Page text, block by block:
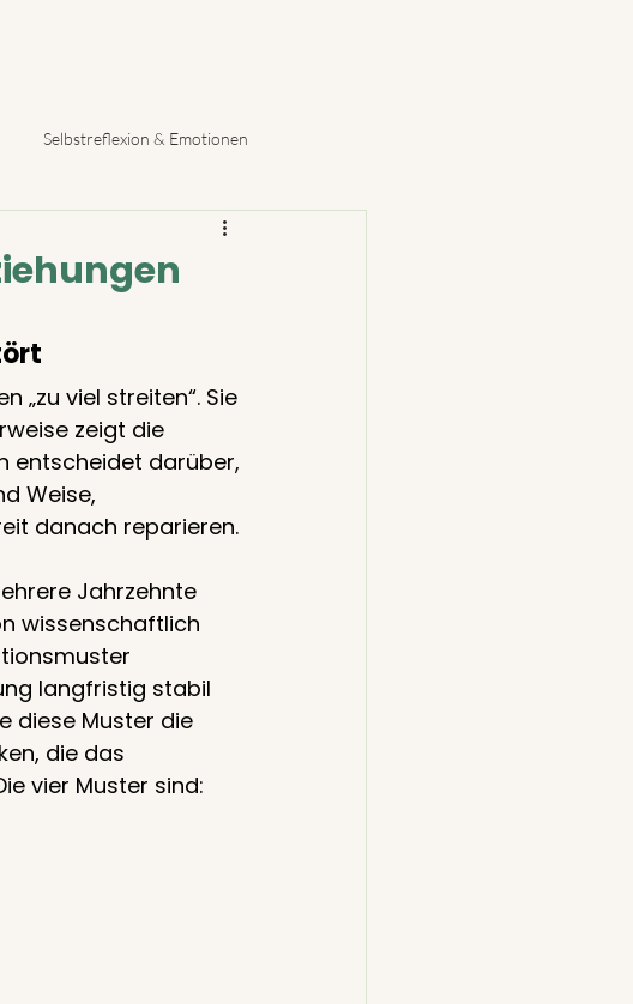
Selbstreflexion & Emotionen
„zu viel streiten“. Sie
zeigt die
entscheidet darüber,
Weise,
danach reparieren.
Jahrzehnte
wissenschaftlich
langfristig stabil
diese Muster die
die das
vier Muster sind: